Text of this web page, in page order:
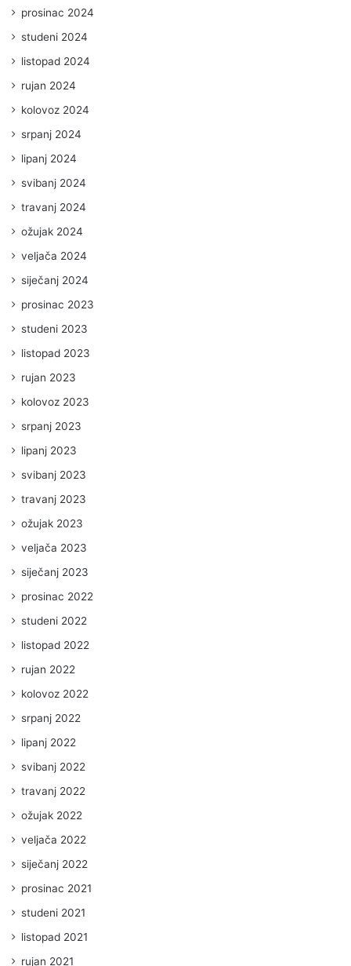
prosinac 2024
studeni 2024
listopad 2024
rujan 2024
kolovoz 2024
srpanj 2024
lipanj 2024
svibanj 2024
travanj 2024
ožujak 2024
veljača 2024
siječanj 2024
prosinac 2023
studeni 2023
listopad 2023
rujan 2023
kolovoz 2023
srpanj 2023
lipanj 2023
svibanj 2023
travanj 2023
ožujak 2023
veljača 2023
siječanj 2023
prosinac 2022
studeni 2022
listopad 2022
rujan 2022
kolovoz 2022
srpanj 2022
lipanj 2022
svibanj 2022
travanj 2022
ožujak 2022
veljača 2022
siječanj 2022
prosinac 2021
studeni 2021
listopad 2021
rujan 2021